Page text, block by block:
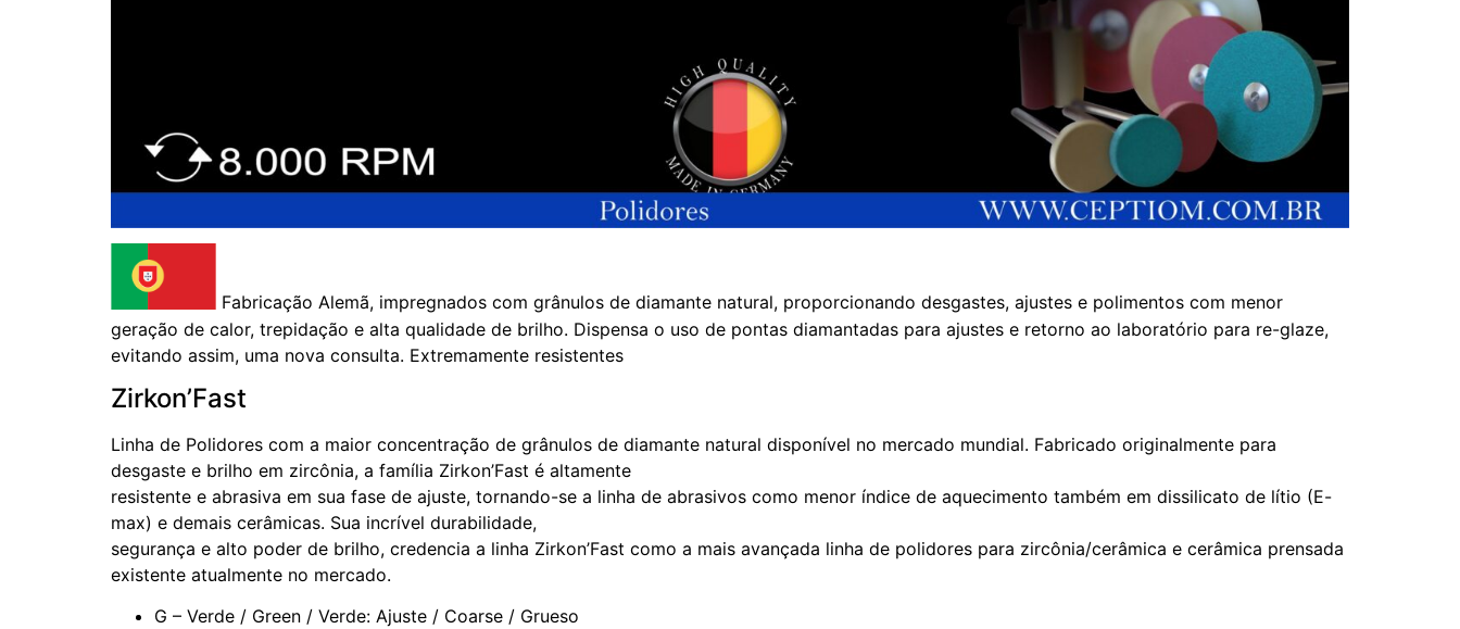
Fabricação Alemã, impregnados com grânulos de diamante natural, proporcionando desgastes, ajustes e polimentos com menor
geração de calor, trepidação e alta qualidade de brilho. Dispensa o uso de pontas diamantadas para ajustes e retorno ao laboratório para re-glaze,
evitando assim, uma nova consulta. Extremamente resistentes
Zirkon’Fast
Linha de Polidores com a maior concentração de grânulos de diamante natural disponível no mercado mundial. Fabricado originalmente para
desgaste e brilho em zircônia, a família Zirkon’Fast é altamente
resistente e abrasiva em sua fase de ajuste, tornando-se a linha de abrasivos como menor índice de aquecimento também em dissilicato de lítio (E-
max) e demais cerâmicas. Sua incrível durabilidade,
segurança e alto poder de brilho, credencia a linha Zirkon’Fast como a mais avançada linha de polidores para zircônia/cerâmica e cerâmica prensada
existente atualmente no mercado.
G – Verde / Green / Verde: Ajuste / Coarse / Grueso